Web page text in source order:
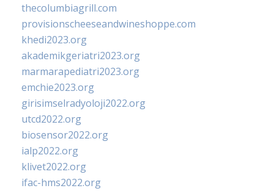
thecolumbiagrill.com
provisionscheeseandwineshoppe.com
khedi2023.org
akademikgeriatri2023.org
marmarapediatri2023.org
emchie2023.org
girisimselradyoloji2022.org
utcd2022.org
biosensor2022.org
ialp2022.org
klivet2022.org
ifac-hms2022.org